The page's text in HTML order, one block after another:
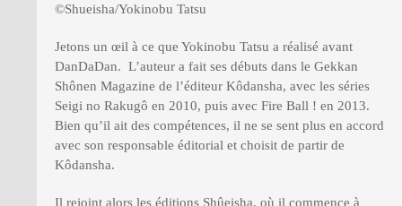
©Shueisha/Yokinobu Tatsu
Jetons un œil à ce que Yokinobu Tatsu a réalisé avant
DanDaDan. L’auteur a fait ses débuts dans le Gekkan
Shônen Magazine de l’éditeur Kôdansha, avec les séries
Seigi no Rakugô en 2010, puis avec Fire Ball ! en 2013.
Bien qu’il ait des compétences, il ne se sent plus en accord
avec son responsable éditorial et choisit de partir de
Kôdansha.
Il rejoint alors les éditions Shûeisha, où il commence à